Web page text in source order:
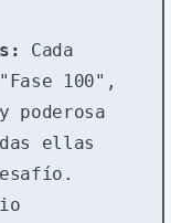
Cada
100",
poderosa
ellas